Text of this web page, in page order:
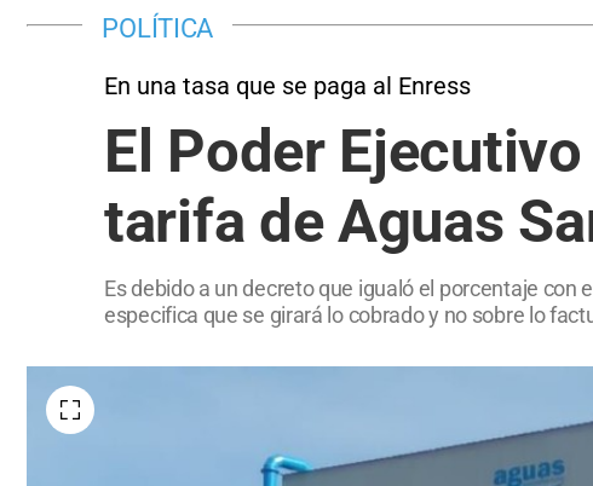
POLÍTICA
En una tasa que se paga al Enress
El Poder
tarifa de Aguas
Es debido a un decreto que igualó el porcentaje con
especifica que se girará lo cobrado y no sobre lo